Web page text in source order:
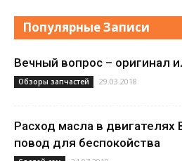
Популярные Записи
Вечный вопрос – оригинал
Обзоры запчастей 29.03.2018
Расход масла в двигателях
повод для беспокойства